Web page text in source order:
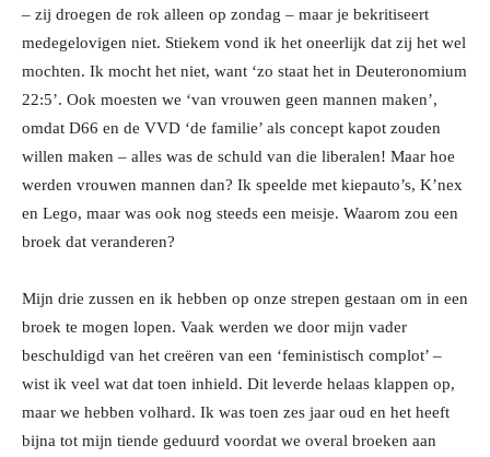
– zij droegen de rok alleen op zondag – maar je bekritiseert
medegelovigen niet. Stiekem vond ik het oneerlijk dat zij het wel
mochten. Ik mocht het niet, want ‘zo staat het in Deuteronomium
22:5’. Ook moesten we ‘van vrouwen geen mannen maken’,
omdat D66 en de VVD ‘de familie’ als concept kapot zouden
willen maken – alles was de schuld van die liberalen! Maar hoe
werden vrouwen mannen dan? Ik speelde met kiepauto’s, K’nex
en Lego, maar was ook nog steeds een meisje. Waarom zou een
broek dat veranderen?
Mijn drie zussen en ik hebben op onze strepen gestaan om in een
broek te mogen lopen. Vaak werden we door mijn vader
beschuldigd van het creëren van een ‘feministisch complot’ –
wist ik veel wat dat toen inhield. Dit leverde helaas klappen op,
maar we hebben volhard. Ik was toen zes jaar oud en het heeft
bijna tot mijn tiende geduurd voordat we overal broeken aan